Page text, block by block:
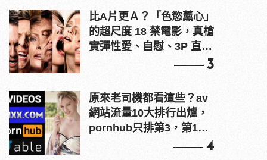
比A片更Ａ？「色慾薰心」
的超尺度 18 禁電影，真槍
實彈性愛、自慰、3P 直接
3
原來老司機都看這些？av
網站流量10大排行出爐，
pornhub只排第3，第1名
4